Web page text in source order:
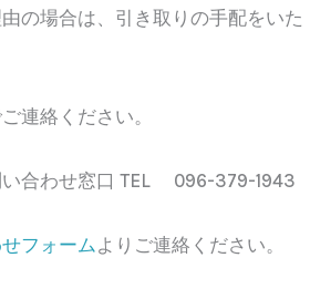
の場合は、引き取りの手配をいた
連絡ください。
い合わせ窓口 TEL 096-379-1943
フォームよりご連絡ください。